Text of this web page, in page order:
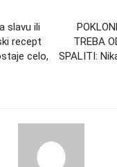
slavu ili
recept
celo,
TREBA
SPALITI: